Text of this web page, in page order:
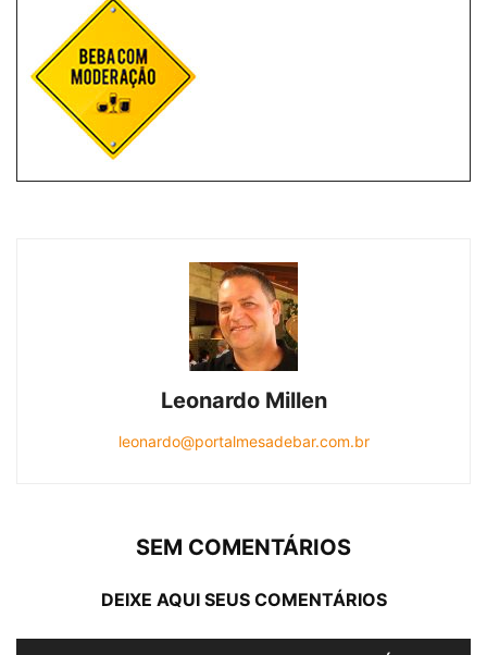
Leonardo Millen
leonardo@portalmesadebar.com.br
SEM COMENTÁRIOS
DEIXE AQUI SEUS COMENTÁRIOS